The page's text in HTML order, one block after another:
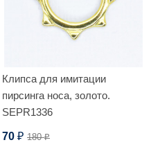
Клипса для имитации
пирсинга носа, золото.
SEPR1336
70 ₽ 180₽